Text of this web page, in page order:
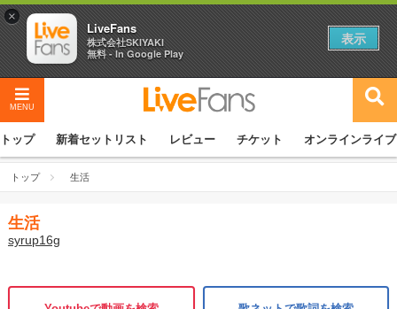
MENU
トップ 新着セットリスト レビュー チケット オンラインライブ
トップ 生活
生活
syrup16g
×
LiveFans
株式会社SKIYAKI
無料 - In Google Play
表示